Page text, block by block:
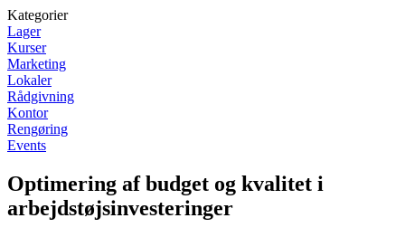
Kategorier
Lager
Kurser
Marketing
Lokaler
Rådgivning
Kontor
Rengøring
Events
Optimering af budget og kvalitet i
arbejdstøjsinvesteringer